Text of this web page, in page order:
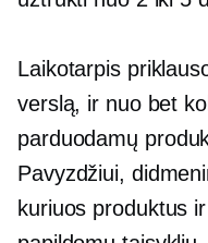
Laikotarpis
verslą, ir nuo bet
parduodamų
Pavyzdžiui,
kuriuos produktus